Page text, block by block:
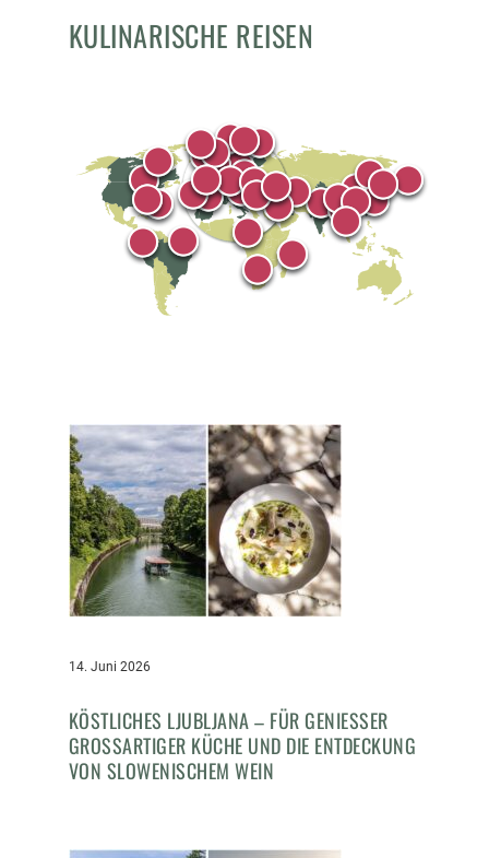
KULINARISCHE REISEN
14. Juni 2026
KÖSTLICHES LJUBLJANA – FÜR GENIESSER G
ROSSARTIGER KÜCHE UND DIE ENTDECKUNG VO
N SLOWENISCHEM WEIN